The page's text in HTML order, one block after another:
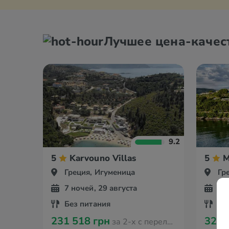
Лучшее цена-
9.2
5 Karvouno Villas
Греция, Игуменица
7 ночей, 29 августа
Без питания
231 518 грн за 2-х с перелётом из Кишинева
5
321